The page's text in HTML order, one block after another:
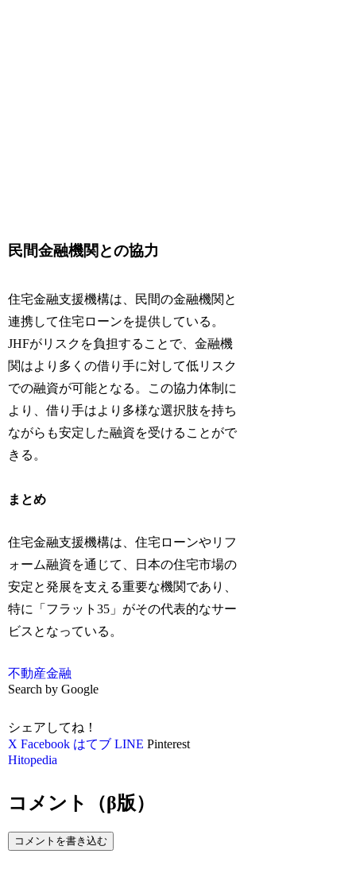
民間金融機関との協力
住宅金融支援機構は、民間の金融機関と
連携して住宅ローンを提供している。
JHFがリスクを負担することで、金融機
関はより多くの借り手に対して低リスク
での融資が可能となる。この協力体制に
より、借り手はより多様な選択肢を持ち
ながらも安定した融資を受けることがで
きる。
まとめ
住宅金融支援機構は、住宅ローンやリフ
ォーム融資を通じて、日本の住宅市場の
安定と発展を支える重要な機関であり、
特に「フラット35」がその代表的なサー
ビスとなっている。
不動産金融
Search by Google
シェアしてね！
X Facebook はてブ LINE Pinterest
Hitopedia
コメント（β版）
コメントを書き込む